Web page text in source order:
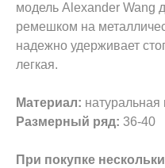
модель Alexander Wang
ремешком на
надежно удерживает
легкая.
Материал: натуральная
Размерный ряд: 36-40
При покупке